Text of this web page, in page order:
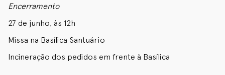
Encerramento
27 de junho, às 12h
Missa na Basílica Santuário
Incineração dos pedidos em frente à Basílica